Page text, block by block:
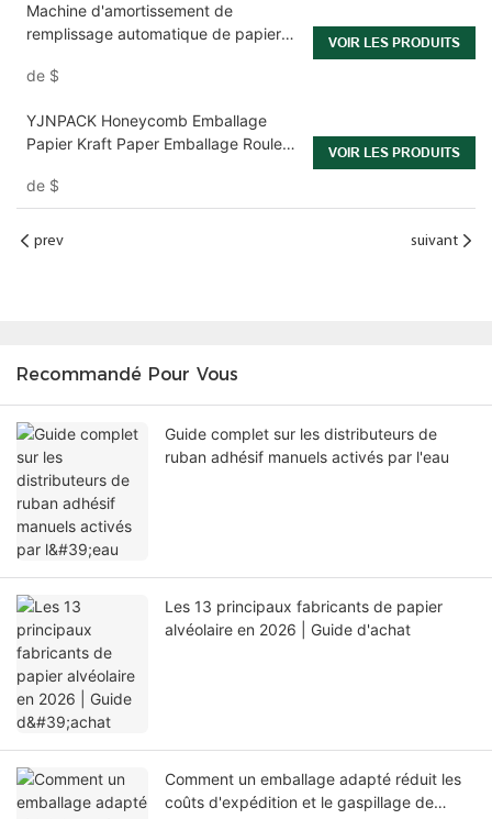
Machine d'amortissement de
remplissage automatique de papier
de $
VOIR LES PRODUITS
YJNPACK Honeycomb Emballage
Papier Kraft Paper Emballage Rouleau
de $
VOIR LES PRODUITS
prev suivant
Recommandé Pour Vous
Guide complet sur les distributeurs de
ruban adhésif manuels activés par l'eau
Les 13 principaux fabricants de papier
alvéolaire en 2026 | Guide d'achat
Comment un emballage adapté réduit les
coûts d'expédition et le gaspillage de